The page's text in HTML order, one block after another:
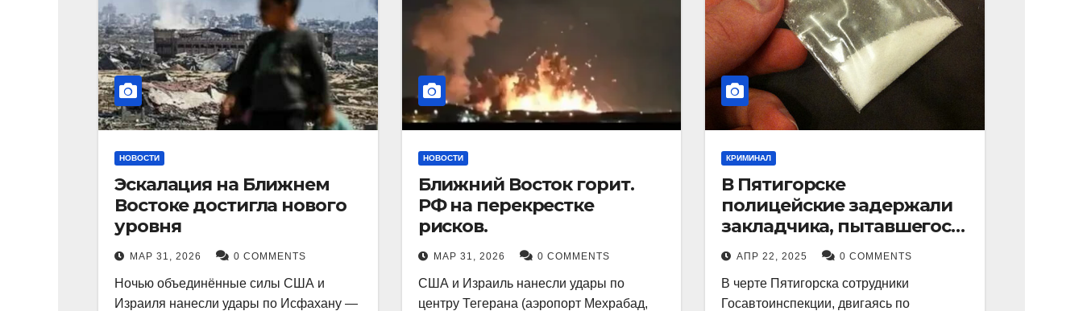
НОВОСТИ
Эскалация на Ближнем
Востоке достигла нового
уровня
МАР 31, 2026 0 COMMENTS
Ночью объединённые силы США и
Израиля нанесли удары по Исфахану —
НОВОСТИ
Ближний Восток горит.
РФ на перекрестке
рисков.
МАР 31, 2026 0 COMMENTS
США и Израиль нанесли удары по
центру Тегерана (аэропорт Мехрабад,
КРИМИНАЛ
В Пятигорске
полицейские задержали
закладчика, пытавшегося
сбыть партию
синтетического
наркотика
АПР 22, 2025 0 COMMENTS
В черте Пятигорска сотрудники
Госавтоинспекции, двигаясь по